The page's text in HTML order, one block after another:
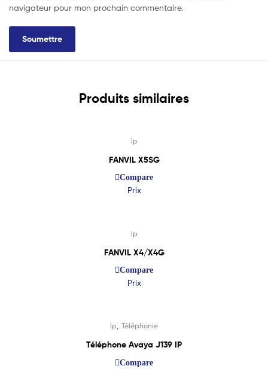
navigateur pour mon prochain commentaire.
Produits similaires
Ip
FANVIL X5SG
Compare
Prix
Ip
FANVIL X4/X4G
Compare
Prix
Ip, Téléphonie
Téléphone Avaya J139 IP
Compare